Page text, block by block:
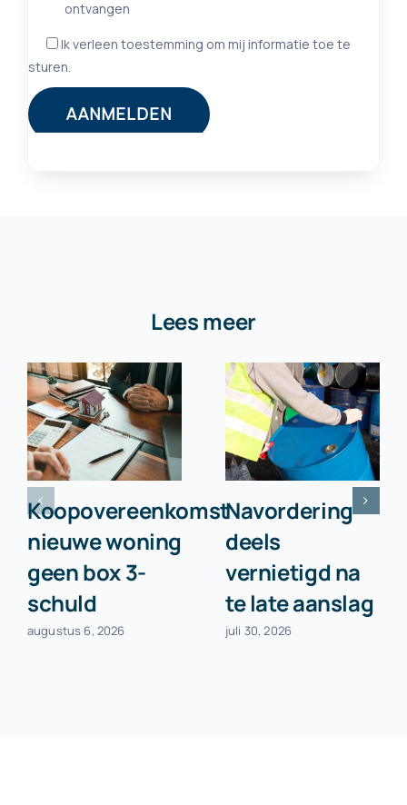
Lees meer
Koopovereenkomst
nieuwe woning
geen box 3-
schuld
augustus 6, 2026
Navordering
deels
vernietigd na
te late aanslag
juli 30, 2026